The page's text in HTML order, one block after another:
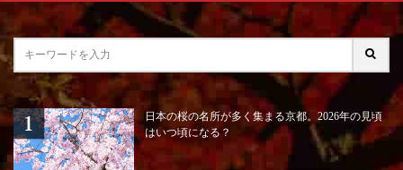
日本の桜の名所が多く集まる京都。2026年の見頃
はいつ頃になる？